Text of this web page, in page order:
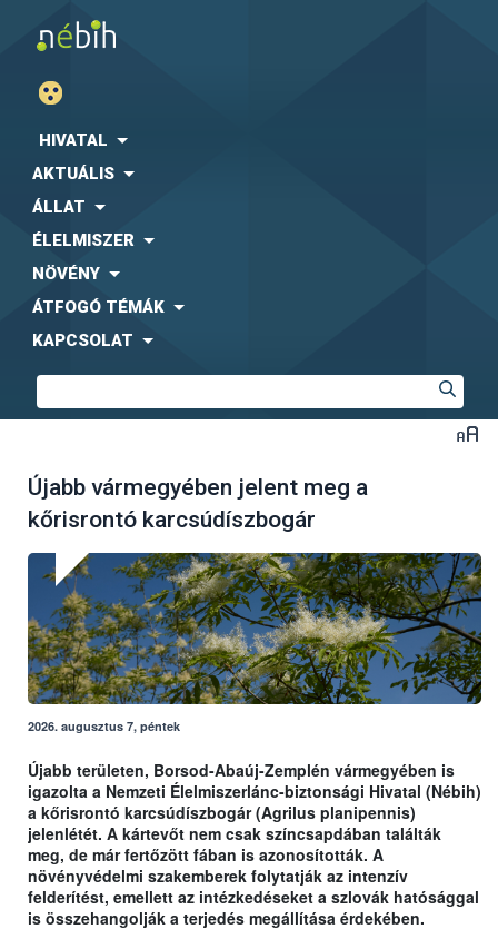
HIVATAL
AKTUÁLIS
ÁLLAT
ÉLELMISZER
NÖVÉNY
ÁTFOGÓ TÉMÁK
KAPCSOLAT
Újabb vármegyében jelent meg a
kőrisrontó karcsúdíszbogár
2026. augusztus 7, péntek
Újabb területen, Borsod-Abaúj-Zemplén vármegyében is
igazolta a Nemzeti Élelmiszerlánc-biztonsági Hivatal (Nébih)
a kőrisrontó karcsúdíszbogár (Agrilus planipennis)
jelenlétét. A kártevőt nem csak színcsapdában találták
meg, de már fertőzött fában is azonosították. A
növényvédelmi szakemberek folytatják az intenzív
felderítést, emellett az intézkedéseket a szlovák hatósággal
is összehangolják a terjedés megállítása érdekében.